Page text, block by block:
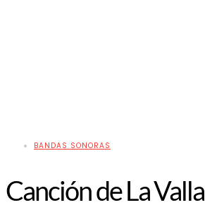
BANDAS SONORAS
Canción de La Valla